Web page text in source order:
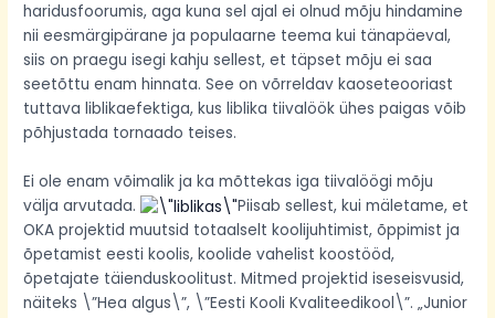
haridusfoorumis, aga kuna sel ajal ei olnud mõju hindamine
nii eesmärgipärane ja populaarne teema kui tänapäeval,
siis on praegu isegi kahju sellest, et täpset mõju ei saa
seetõttu enam hinnata. See on võrreldav kaoseteooriast
tuttava liblikaefektiga, kus liblika tiivalöök ühes paigas võib
põhjustada tornaado teises.
Ei ole enam võimalik ja ka mõttekas iga tiivalöögi mõju
välja arvutada.
Piisab sellest, kui mäletame, et
OKA projektid muutsid totaalselt koolijuhtimist, õppimist ja
õpetamist eesti koolis, koolide vahelist koostööd,
õpetajate täienduskoolitust. Mitmed projektid iseseisvusid,
näiteks \”Hea algus\”, \”Eesti Kooli Kvaliteedikool\”. „Junior